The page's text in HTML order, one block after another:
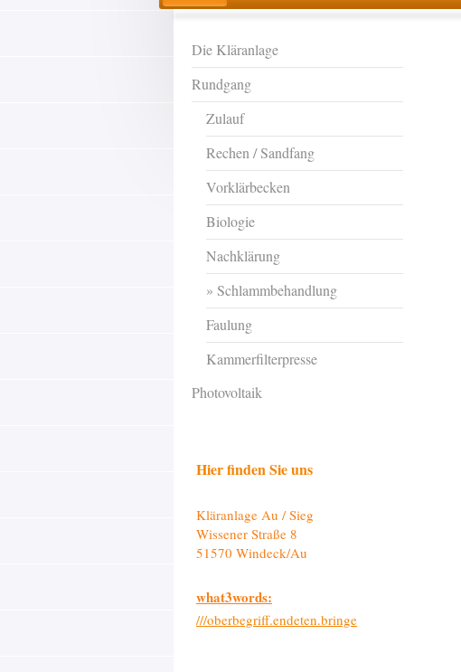
Die Kläranlage
Rundgang
Zulauf
Rechen / Sandfang
Vorklärbecken
Biologie
Nachklärung
Schlammbehandlung
Faulung
Kammerfilterpresse
Photovoltaik
Hier finden Sie uns
Kläranlage Au / Sieg
Wissener Straße 8
51570 Windeck/Au
what3words:
///oberbegriff.endeten.bringe